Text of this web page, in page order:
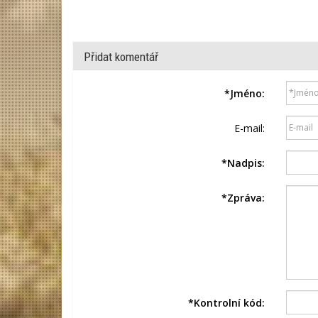
Přidat komentář
*Jméno:
E-mail:
*Nadpis:
*Zpráva:
*Kontrolní kód: